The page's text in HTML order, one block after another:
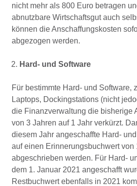
nicht mehr als 800 Euro betragen
abnutzbare Wirtschaftsgut auch
können die Anschaffungskosten
abgezogen werden.
Hard- und Software
Für bestimmte Hard- und Software,
Laptops, Dockingstations (nicht
die Finanzverwaltung die bisherige
von 3 Jahren auf 1 Jahr verkürzt.
diesem Jahr angeschaffte Hard-
auf einen Erinnerungsbuchwert von
abgeschrieben werden. Für Hard-
dem 1. Januar 2021 angeschafft
Restbuchwert ebenfalls in 2021